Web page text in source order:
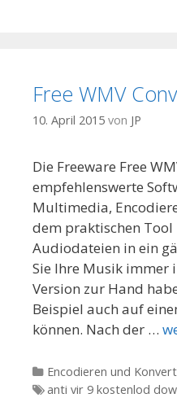
Free WMV
10. April 2015 von JP
Die Freeware Free
empfehlenswerte
Multimedia,
dem praktischen Tool
Audiodateien in ein
Sie Ihre Musik immer
Version zur Hand
Beispiel auch auf
können. Nach der …
Kategorien
Encodieren und
Tags
anti vir 9 kostenlod